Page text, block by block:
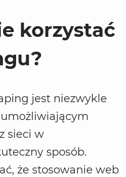
korzystać
jest niezwykle
sieci w
sposób.
że stosowanie web